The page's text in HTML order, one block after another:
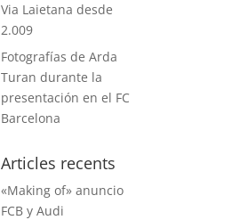
Via Laietana desde
2.009
Fotografías de Arda
Turan durante la
presentación en el FC
Barcelona
Articles recents
«Making of» anuncio
FCB y Audi